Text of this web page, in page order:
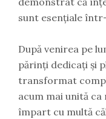
sunt esențiale
După venirea pe
părinți dedicați și
transformat
acum mai unită
împart cu multă